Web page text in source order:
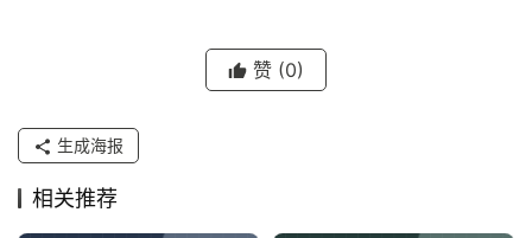
赞 (0)
生成海报
相关推荐